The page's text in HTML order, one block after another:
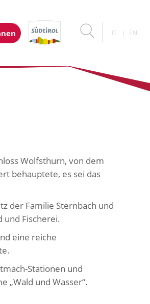
IT EN
Wolfsthurn, von dem
behauptete, es sei das
der Familie Sternbach und
und Fischerei.
eine reiche
Stationen und
„Wald und Wasser“.